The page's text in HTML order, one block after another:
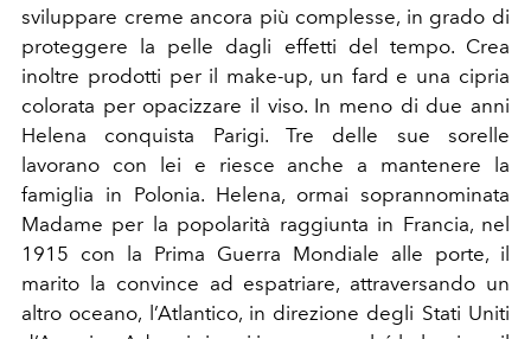
sviluppare creme ancora più complesse, in grado di
proteggere la pelle dagli effetti del tempo. Crea
inoltre prodotti per il make-up, un fard e una cipria
colorata per opacizzare il viso. In meno di due anni
Helena conquista Parigi. Tre delle sue sorelle
lavorano con lei e riesce anche a mantenere la
famiglia in Polonia. Helena, ormai soprannominata
Madame per la popolarità raggiunta in Francia, nel
1915 con la Prima Guerra Mondiale alle porte, il
marito la convince ad espatriare, attraversando un
altro oceano, l’Atlantico, in direzione degli Stati Uniti